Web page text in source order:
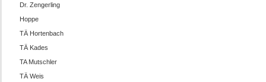
Dr. Zengerling
Hoppe
TÄ Hortenbach
TÄ Kades
TA Mutschler
TÄ Weis